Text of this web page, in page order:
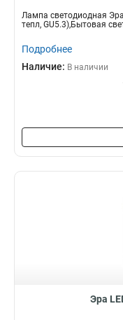
Лампа светодиодная Эра
тепл, GU5.3),Бытовая
Подробнее
Наличие: В наличии
Эра